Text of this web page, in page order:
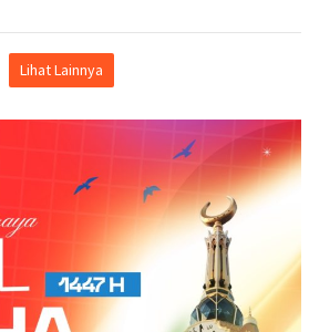
Lihat Lainnya